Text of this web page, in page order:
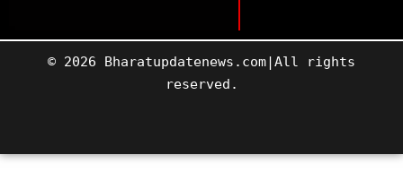
© 2026 Bharatupdatenews.com|All rights
reserved.